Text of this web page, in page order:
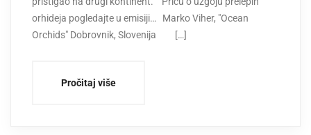
orhideja pogledajte u emisiji… Marko Viher, "Ocean
Orchids" Dobrovnik, Slovenija […]
Pročitaj više